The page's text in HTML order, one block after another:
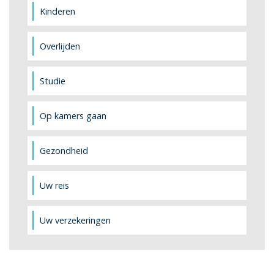
Kinderen
Overlijden
Studie
Op kamers gaan
Gezondheid
Uw reis
Uw verzekeringen